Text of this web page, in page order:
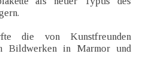
die von Kunstfreunden
Bildwerken in Marmor und